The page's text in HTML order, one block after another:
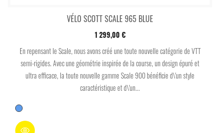
VÉLO SCOTT SCALE 965 BLUE
1 299,00 €
En repensant le Scale, nous avons créé une toute nouvelle catégorie de VTT
semi-rigides. Avec une géométrie inspirée de la course, un design épuré et
ultra efficace, la toute nouvelle gamme Scale 900 bénéficie d\'un style
caractéristique et d\'un...
Bleu